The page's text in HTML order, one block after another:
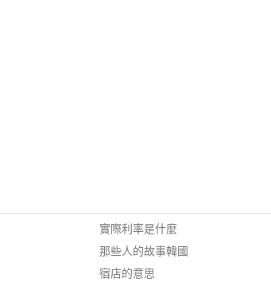
實際利率是什麼
那些人的故事韓國
宿店的意思